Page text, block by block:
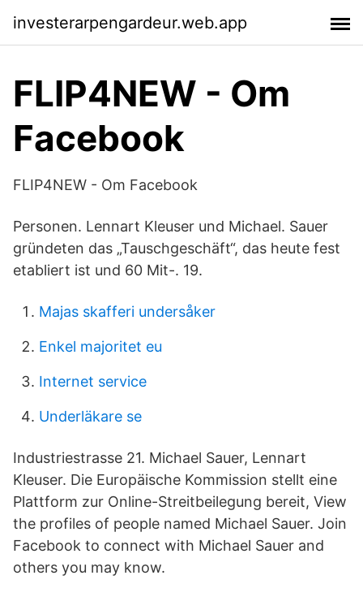
investerarpengardeur.web.app
FLIP4NEW - Om
Facebook
FLIP4NEW - Om Facebook
Personen. Lennart Kleuser und Michael. Sauer
gründeten das „Tauschgeschäft“, das heute fest
etabliert ist und 60 Mit-. 19.
Majas skafferi undersåker
Enkel majoritet eu
Internet service
Underläkare se
Industriestrasse 21. Michael Sauer, Lennart
Kleuser. Die Europäische Kommission stellt eine
Plattform zur Online-Streitbeilegung bereit, View
the profiles of people named Michael Sauer. Join
Facebook to connect with Michael Sauer and
others you may know.